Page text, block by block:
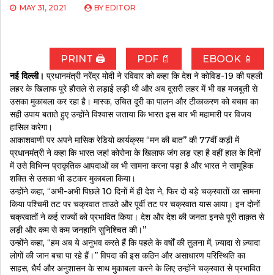
MAY 31, 2021 BY EDITOR
PRINT 🖨 PDF 📄 EBOOK 📱
नई दिल्ली। प्रधानमंत्री नरेंद्र मोदी ने रविवार को कहा कि देश ने कोविड-19 की पहली
लहर के खिलाफ पूरे हौसले से लड़ाई लड़ी थी और अब दूसरी लहर में भी वह मजबूती से
उसका मुकाबला कर रहा है। मास्क, उचित दूरी का पालन और टीकाकरण को बचाव का
सही उपाय बताते हुए उन्होंने विश्वास जताया कि भारत इस बार भी महामारी पर विजय
हासिल करेगा।
आकाशवाणी पर अपने मासिक रेडियो कार्यक्रम ‘‘मन की बात’’ की 77वीं कड़ी में
प्रधानमंत्री ने कहा कि भारत जहां कोरोना के खिलाफ जंग लड़ रहा है वहीं हाल के दिनों
में उसे विभिन्न प्राकृतिक आपदाओं का भी सामना करना पड़ा है और भारत ने सामूहिक
शक्ति से उसका भी डटकर मुकाबला किया।
उन्होंने कहा, ‘‘अभी-अभी पिछले 10 दिनों में ही देश ने, फिर दो बड़े चक्रवातों का सामना
किया पश्चिमी तट पर चक्रवात ताउते और पूर्वी तट पर चक्रवात यास आया। इन दोनों
चक्रवातों ने कई राज्यों को प्रभावित किया। देश और देश की जनता इनसे पूरी ताक़त से
लड़ी और कम से कम जनहानि सुनिश्चित की।’’
उन्होंने कहा, ‘‘हम अब ये अनुभव करते हैं कि पहले के वर्षों की तुलना में, ज़्यादा से ज़्यादा
लोगों की जान बचा पा रहे हैं।’’ विपदा की इस कठिन और असाधारण परिस्थिति का
साहस, धैर्य और अनुशासन के साथ मुकाबला करने के लिए उन्होंने चक्रवात से प्रभावित